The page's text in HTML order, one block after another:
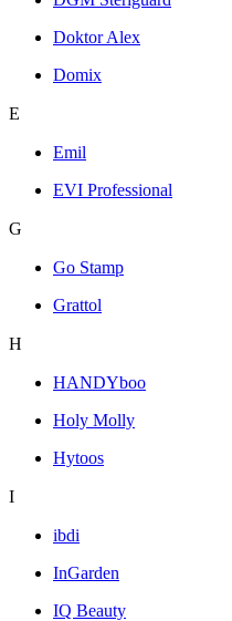
Doktor Alex
Domix
E
Emil
EVI Professional
G
Go Stamp
Grattol
H
HANDYboo
Holy Molly
Hytoos
I
ibdi
InGarden
IQ Beauty